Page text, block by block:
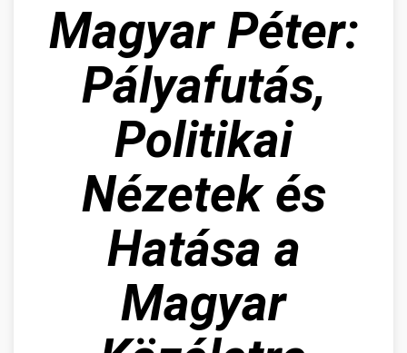
Magyar Péter:
Pályafutás,
Politikai
Nézetek és
Hatása a
Magyar